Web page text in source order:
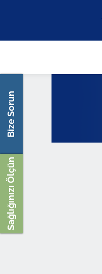
Bize Sorun
Sağlığınızı Ölçün